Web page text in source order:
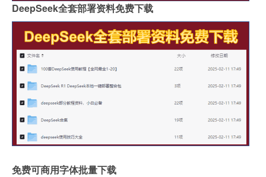
DeepSeek全套部署资料免费下载
免费可商用字体批量下载